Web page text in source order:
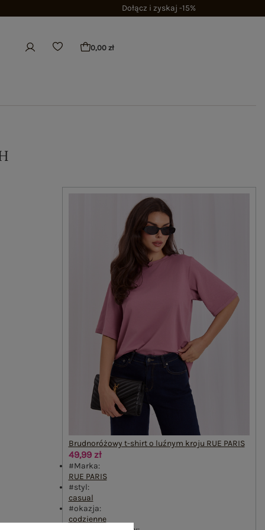
Dołącz i zyskaj -15%
0,00 zł
Brudnoróżowy t-shirt o luźnym kroju RUE PARIS
49,99 zł
#Marka:
RUE PARIS
#styl:
casual
#okazja:
codzienne